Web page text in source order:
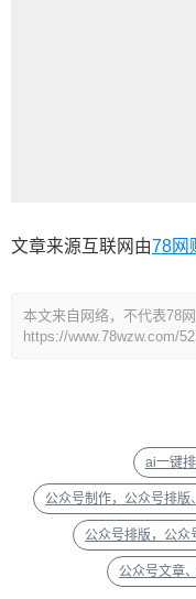
文章来源互联网由78网
本文来自网络，不代表78
https://www.78wzw.com/
ai一键
公众号制作，公众号排版
公众号排版，公众
公众号文章